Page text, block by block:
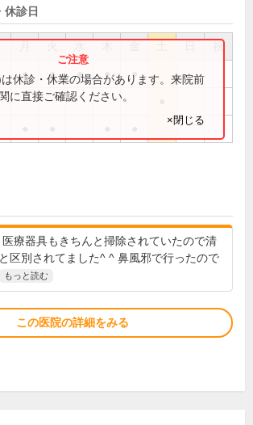
休診日
祝
● ● ● ● ●
休診・休業の場合があります。来院前
に直接ご確認ください。
×閉じる
療器具もきちんと掃除されていたので清
区別されてました^ ^ 鼻風邪で行ったので
もっと読む
この医院の詳細をみる